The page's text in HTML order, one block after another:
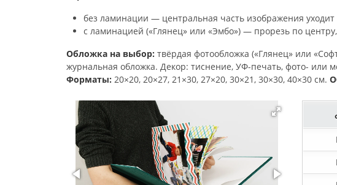
без ламинации — центральная часть изображения уходит
с ламинацией («Глянец» или «Эмбо») — прорезь по
Обложка на выбор: твёрдая фотообложка («Глянец» или
журнальная обложка. Декор: тиснение, УФ-печать, фото- или
Форматы: 20×20, 20×27, 21×30, 27×20, 30×21, 30×30, 40×30 см.